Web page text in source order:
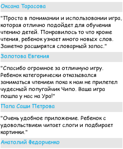
Оксана Тарасова
"Проста в понимании и использовании игра,
которая отлично подойдет для обучения
чтению детей. Понравилось то что кроме
чтения, ребенок узнает много новых слов.
Заметно расширятся словарный запас."
Золотова Евгения
"Спасибо огромное за отличную игру.
Ребенок категорически отказывался
заниматься чтением пока к нам не прилетел
чудесный попугайчик Чипо. Ваша игра
пошла у нас на Ура!"
Папа Саши Петрова
"Очень удобное приложение. Ребенок с
удовольствием читает слоги и подбирает
картинки."
Анатолий Федорченко